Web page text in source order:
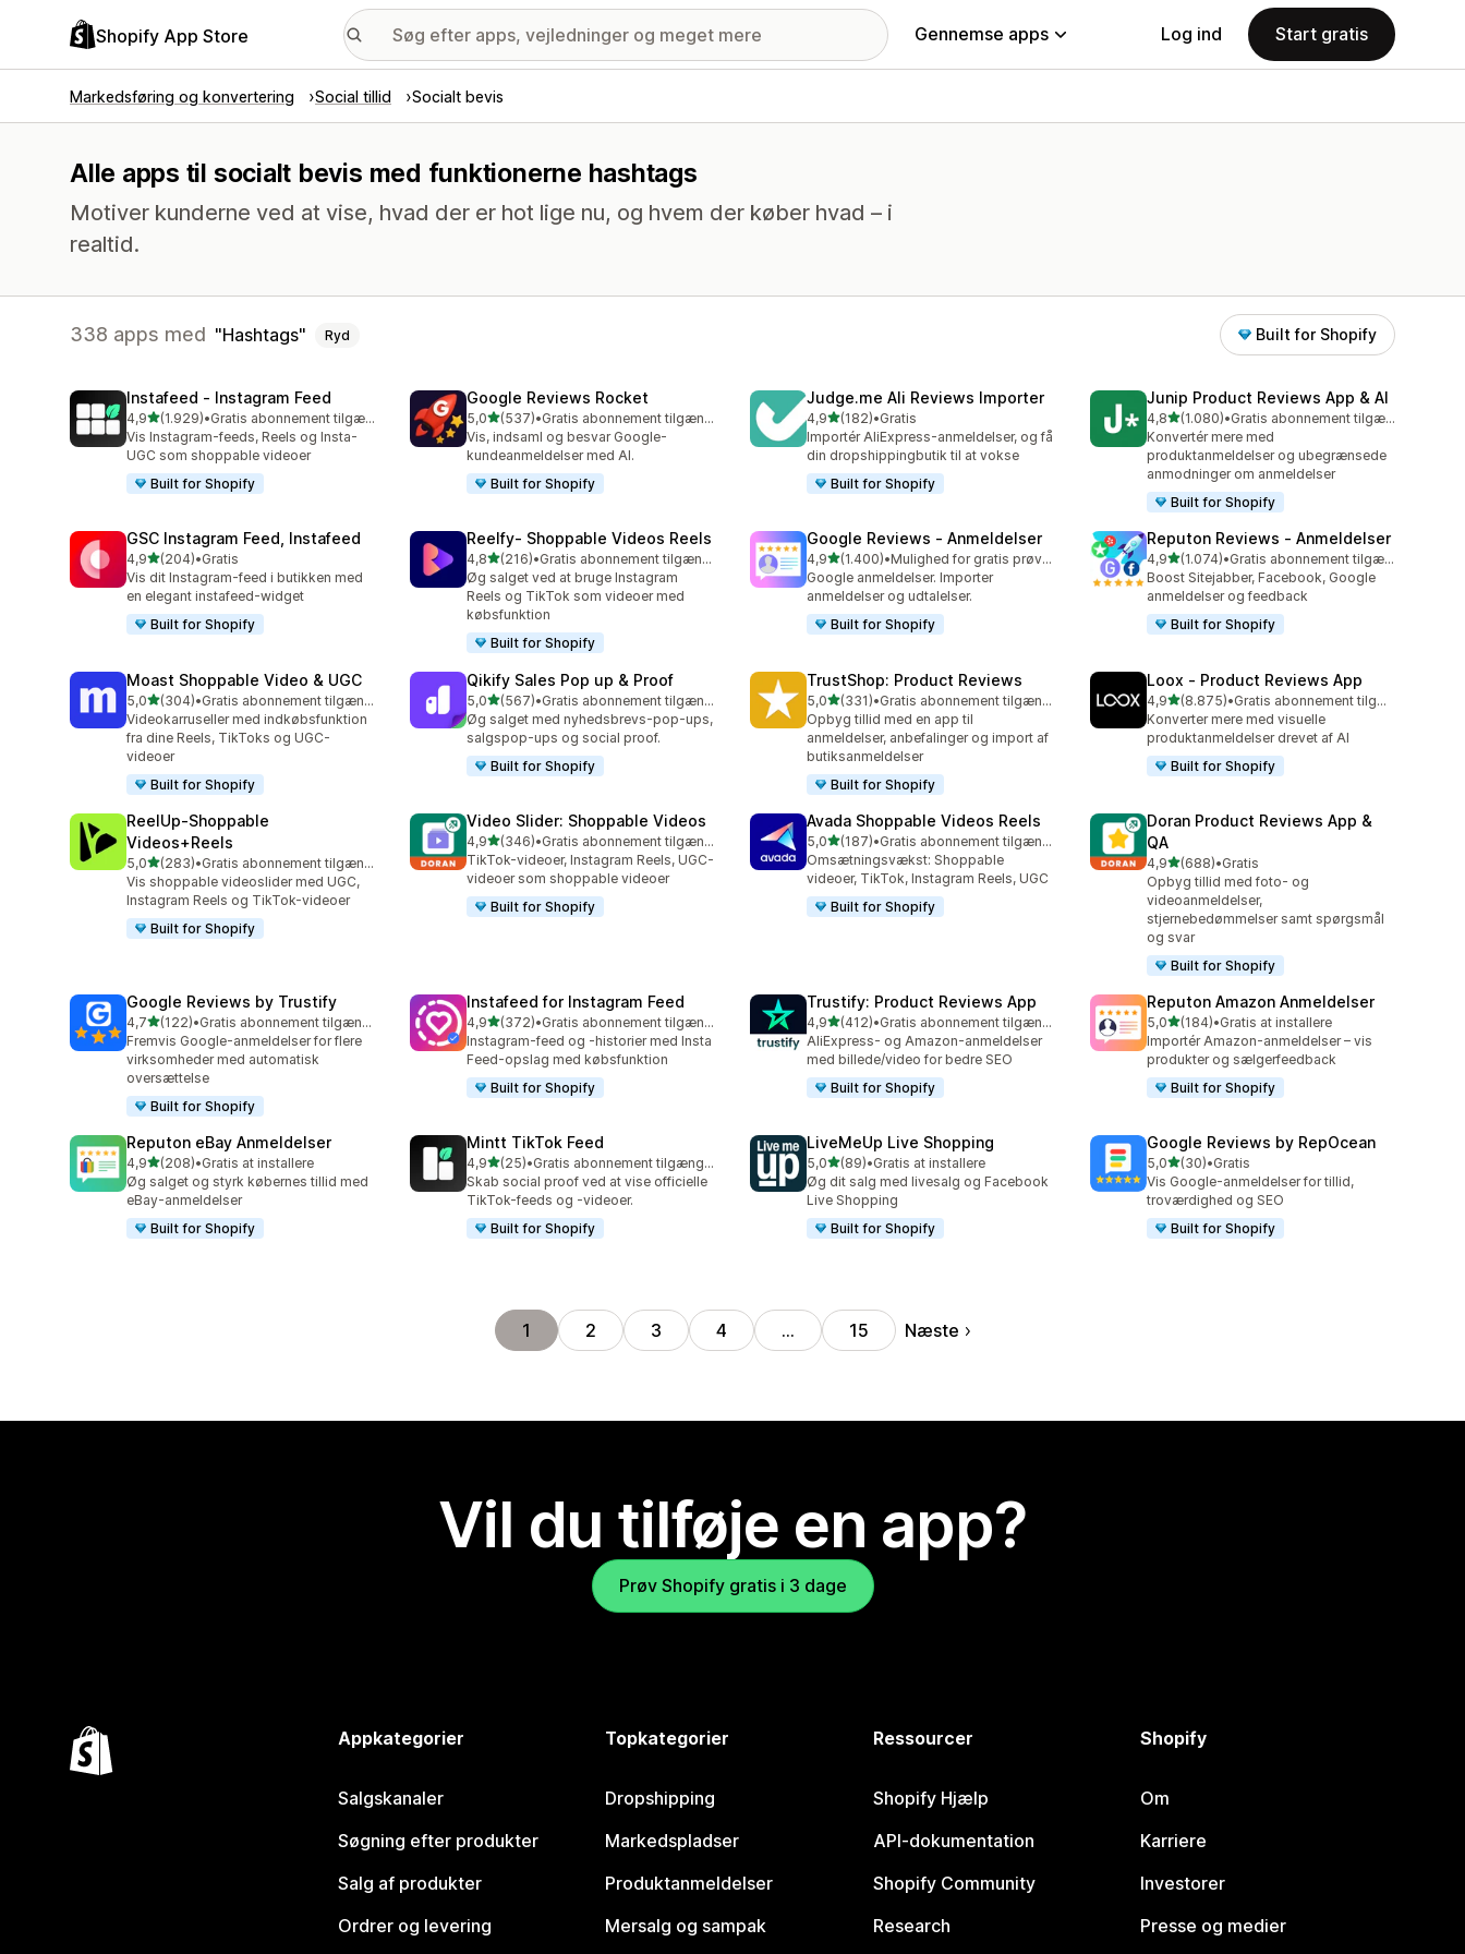
Shopify App Store Gennemse apps Log ind Start gratis
Markedsføring og konvertering Social tillid Socialt bevis
Alle apps til socialt bevis med funktionerne hashtags
Motiver kunderne ved at vise, hvad der er hot lige nu, og hvem der køber hvad – i
realtid.
338 apps med Hashtags Ryd Built for Shopify
Instafeed ‑ Instagram Feed
4,9ud af 5 stjerner
(1.929)
1929 anmeldelser i alt
•
Gratis abonnement tilgængeligt
Vis Instagram-feeds, Reels og Insta-
UGC som shoppable videoer
Built for Shopify
Google Reviews Rocket
5,0ud af 5 stjerner
(537)
537 anmeldelser i alt
•
Gratis abonnement tilgængeligt
Vis, indsaml og besvar Google-
kundeanmeldelser med AI.
Built for Shopify
Judge.me Ali Reviews Importer
4,9ud af 5 stjerner
(182)
182 anmeldelser i alt
•Gratis
Importér AliExpress-anmeldelser, og få
din dropshippingbutik til at vokse
Built for Shopify
Junip Product Reviews App & AI
4,8ud af 5 stjerner
(1.080)
1080 anmeldelser i alt
•
Gratis abonnement tilgængeligt
Konvertér mere med
produktanmeldelser og ubegrænsede
anmodninger om anmeldelser
Built for Shopify
GSC Instagram Feed, Instafeed
4,9ud af 5 stjerner
(204)
204 anmeldelser i alt
•Gratis
Vis dit Instagram-feed i butikken med
en elegant instafeed-widget
Built for Shopify
Reelfy‑ Shoppable Videos Reels
4,8ud af 5 stjerner
(216)
216 anmeldelser i alt
•
Gratis abonnement tilgængeligt
Øg salget ved at bruge Instagram
Reels og TikTok som videoer med
købsfunktion
Built for Shopify
Google Reviews ‑ Anmeldelser
4,9ud af 5 stjerner
(1.400)
1400 anmeldelser i alt
•
Mulighed for gratis prøveperiode
Google anmeldelser. Importer
anmeldelser og udtalelser.
Built for Shopify
Reputon Reviews ‑ Anmeldelser
4,9ud af 5 stjerner
(1.074)
1074 anmeldelser i alt
•
Gratis abonnement tilgængeligt
Boost Sitejabber, Facebook, Google
anmeldelser og feedback
Built for Shopify
Moast Shoppable Video & UGC
5,0ud af 5 stjerner
(304)
304 anmeldelser i alt
•
Gratis abonnement tilgængeligt
Videokarruseller med indkøbsfunktion
fra dine Reels, TikToks og UGC-
videoer
Built for Shopify
Qikify Sales Pop up & Proof
5,0ud af 5 stjerner
(567)
567 anmeldelser i alt
•
Gratis abonnement tilgængeligt
Øg salget med nyhedsbrevs-pop-ups,
salgspop-ups og social proof.
Built for Shopify
TrustShop: Product Reviews
5,0ud af 5 stjerner
(331)
331 anmeldelser i alt
•
Gratis abonnement tilgængeligt
Opbyg tillid med en app til
anmeldelser, anbefalinger og import af
butiksanmeldelser
Built for Shopify
Loox ‑ Product Reviews App
4,9ud af 5 stjerner
(8.875)
8875 anmeldelser i alt
•
Gratis abonnement tilgængeligt
Konverter mere med visuelle
produktanmeldelser drevet af AI
Built for Shopify
ReelUp‑Shoppable
Videos+Reels
5,0ud af 5 stjerner
(283)
283 anmeldelser i alt
•
Gratis abonnement tilgængeligt
Vis shoppable videoslider med UGC,
Instagram Reels og TikTok-videoer
Built for Shopify
Video Slider: Shoppable Videos
4,9ud af 5 stjerner
(346)
346 anmeldelser i alt
•
Gratis abonnement tilgængeligt
TikTok-videoer, Instagram Reels, UGC-
videoer som shoppable videoer
Built for Shopify
Avada Shoppable Videos Reels
5,0ud af 5 stjerner
(187)
187 anmeldelser i alt
•
Gratis abonnement tilgængeligt
Omsætningsvækst: Shoppable
videoer, TikTok, Instagram Reels, UGC
Built for Shopify
Doran Product Reviews App &
QA
4,9ud af 5 stjerner
(688)
688 anmeldelser i alt
•Gratis
Opbyg tillid med foto- og
videoanmeldelser,
stjernebedømmelser samt spørgsmål
og svar
Built for Shopify
Google Reviews by Trustify
4,7ud af 5 stjerner
(122)
122 anmeldelser i alt
•
Gratis abonnement tilgængeligt
Fremvis Google-anmeldelser for flere
virksomheder med automatisk
oversættelse
Built for Shopify
Instafeed for Instagram Feed
4,9ud af 5 stjerner
(372)
372 anmeldelser i alt
•
Gratis abonnement tilgængeligt
Instagram-feed og -historier med Insta
Feed-opslag med købsfunktion
Built for Shopify
Trustify: Product Reviews App
4,9ud af 5 stjerner
(412)
412 anmeldelser i alt
•
Gratis abonnement tilgængeligt
AliExpress- og Amazon-anmeldelser
med billede/video for bedre SEO
Built for Shopify
Reputon Amazon Anmeldelser
5,0ud af 5 stjerner
(184)
184 anmeldelser i alt
•Gratis at installere
Importér Amazon-anmeldelser – vis
produkter og sælgerfeedback
Built for Shopify
Reputon eBay Anmeldelser
4,9ud af 5 stjerner
(208)
208 anmeldelser i alt
•Gratis at installere
Øg salget og styrk købernes tillid med
eBay-anmeldelser
Built for Shopify
Mintt TikTok Feed
4,9ud af 5 stjerner
(25)
25 anmeldelser i alt
•
Gratis abonnement tilgængeligt
Skab social proof ved at vise officielle
TikTok-feeds og -videoer.
Built for Shopify
LiveMeUp Live Shopping
5,0ud af 5 stjerner
(89)
89 anmeldelser i alt
•Gratis at installere
Øg dit salg med livesalg og Facebook
Live Shopping
Built for Shopify
Google Reviews by RepOcean
5,0ud af 5 stjerner
(30)
30 anmeldelser i alt
•Gratis
Vis Google-anmeldelser for tillid,
troværdighed og SEO
Built for Shopify
1 2 3 4 … 15 Næste
Vil du tilføje en app?
Prøv Shopify gratis i 3 dage
Appkategorier
Salgskanaler
Søgning efter produkter
Salg af produkter
Ordrer og levering
Topkategorier
Dropshipping
Markedspladser
Produktanmeldelser
Mersalg og sampak
Ressourcer
Shopify Hjælp
API-dokumentation
Shopify Community
Research
Shopify
Om
Karriere
Investorer
Presse og medier